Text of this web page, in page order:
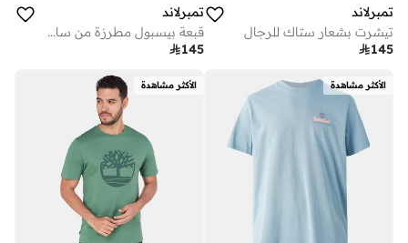
تمبرلاند
تيشرت بشعار ستاك للرجال
145
تمبرلاند
قبعة بيسبول مطرزة من ساوند فيو
145
الأكثر مشاهدة الأكثر مشاهدة